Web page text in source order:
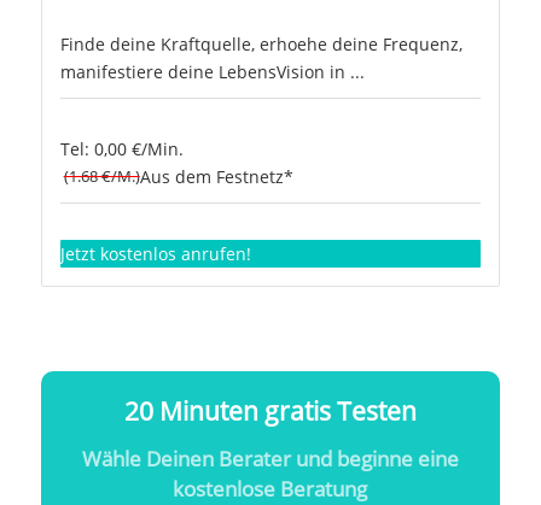
Finde deine Kraftquelle, erhoehe deine Frequenz,
manifestiere deine LebensVision in ...
Tel: 0,00 €/Min.
(1.68 €/M.)Aus dem Festnetz*
Jetzt kostenlos anrufen!
20 Minuten gratis Testen
Wähle Deinen Berater und beginne eine
kostenlose Beratung